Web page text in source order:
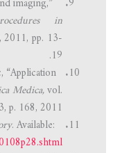
in
2011, pp. 13-
19.
“Application
Medica,vol.
p. 168, 2011.
. Available: